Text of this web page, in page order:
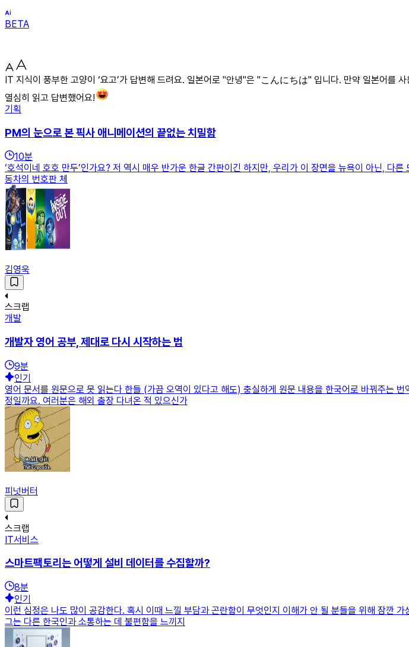
BETA
IT 지식이 풍부한 고양이 ‘요고’가 답변해 드려요. 일본어로 "안녕"은 "こんにちは" 입니다. 만약 일본어를
열심히 읽고 답변했어요!
기획
PM의 눈으로 본 픽사 애니메이션의 끝없는 치밀함
10분
‘호석이네 호호 만두’인가요? 저 역시 매우 반가운 한글 간판이긴 하지만, 우리가 이 장면을 뉴욕이 아닌, 다
동차의 번호판 체
김영욱
스크랩
개발
개발자 영어 공부, 제대로 다시 시작하는 법
9분
인기
영어 문서를 원문으로 못 읽는다 한들 (가끔 오역이 있다고 해도) 충실하게 원문 내용을 한국어로 바꿔주는
정일까요. 여러분은 해외 출장 다녀온 적 있으신가
피넛버터
스크랩
IT서비스
스마트팩토리는 어떻게 설비 데이터를 수집할까?
8분
인기
이런 심정은 나도 많이 공감한다. 혹시 이때 느낄 부담과 곤란함이 무엇인지 이해가 안 될 분들을 위해 잠깐
그는 다른 한국인과 소통하는 데 불편함을 느끼지